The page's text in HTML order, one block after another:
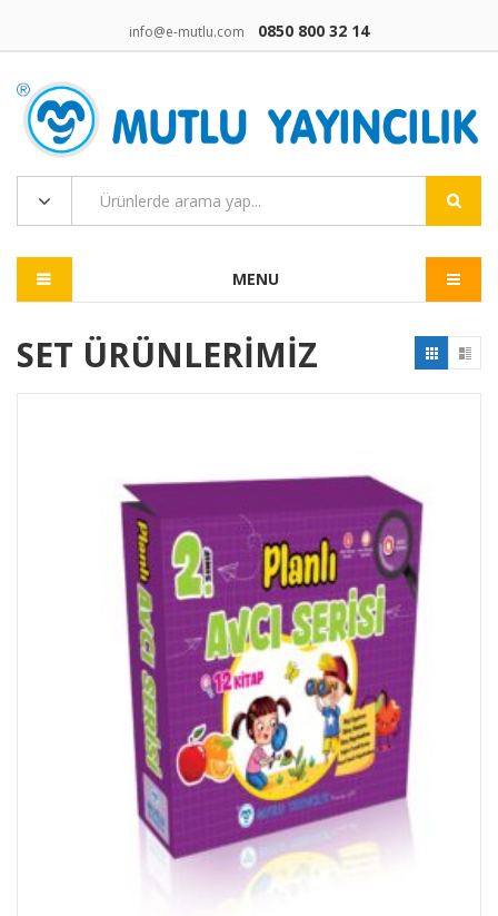
info@e-mutlu.com 0850 800 32 14
MENU
SET ÜRÜNLERIMIZ